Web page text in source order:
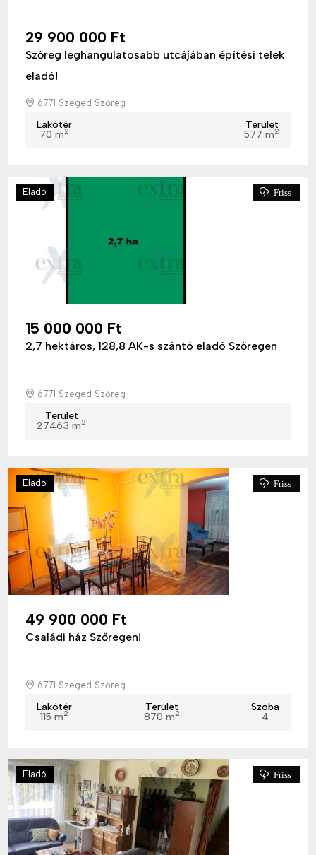
29 900 000 Ft
Szőreg leghangulatosabb utcájában építési telek
eladó!
6771 Szeged Szőreg
Lakótér
70 m2
Terület
577 m2
Eladó Friss
15 000 000 Ft
2,7 hektáros, 128,8 AK-s szántó eladó Szőregen
6771 Szeged Szőreg
Terület
27463 m2
Eladó Friss
49 900 000 Ft
Családi ház Szőregen!
6771 Szeged Szőreg
Lakótér
115 m2
Terület
870 m2
Szoba
4
Eladó Friss